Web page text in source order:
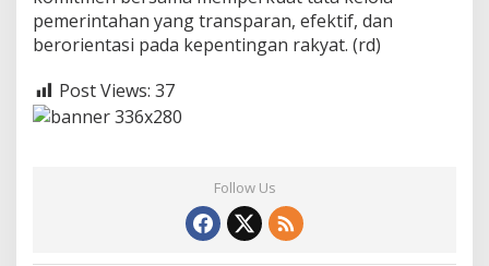
pemerintahan yang transparan, efektif, dan
berorientasi pada kepentingan rakyat. (rd)
Post Views: 37
Follow Us